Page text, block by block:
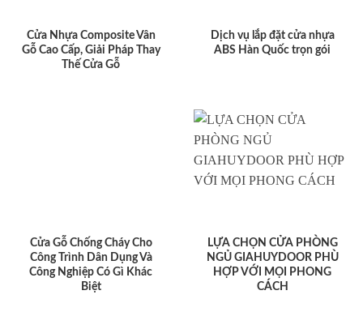
Cửa Nhựa Composite Vân
Gỗ Cao Cấp, Giải Pháp Thay
Thế Cửa Gỗ
Dịch vụ lắp đặt cửa nhựa
ABS Hàn Quốc trọn gói
Cửa Gỗ Chống Cháy Cho
Công Trình Dân Dụng Và
Công Nghiệp Có Gì Khác
Biệt
LỰA CHỌN CỬA PHÒNG
NGỦ GIAHUYDOOR PHÙ
HỢP VỚI MỌI PHONG
CÁCH